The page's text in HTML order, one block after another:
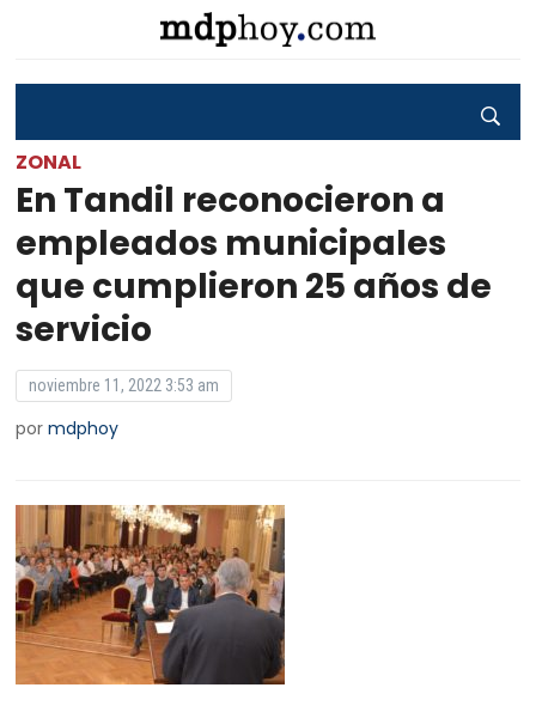
ZONAL
En Tandil reconocieron a
empleados municipales
que cumplieron 25 años de
servicio
noviembre 11, 2022 3:53 am
pormdphoy